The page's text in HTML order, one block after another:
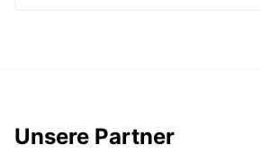
Unsere Partner